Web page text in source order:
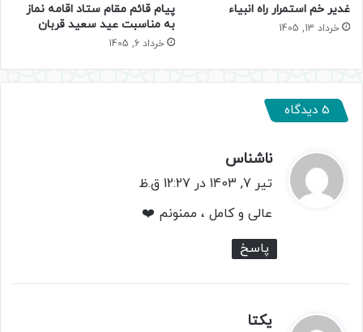
غدیر خم استمرار راه انبیاء
خرداد 13, 1405
پیام قائم مقام ستاد اقامه نماز
به مناسبت عید سعید قربان
خرداد 6, 1405
5 دیدگاه
ناشناس
ف
تیر 7, 1403 در 12:27 ق.ظ
عالی و کامل ، ممنونم ❤️
پاسخ
یکتا